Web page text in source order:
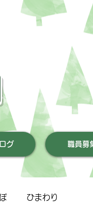
グ 職員募
ひまわり